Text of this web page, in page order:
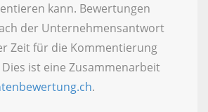
kann. Bewertungen
der Unternehmensantwort
Zeit für die Kommentierung
ist eine Zusammenarbeit
.